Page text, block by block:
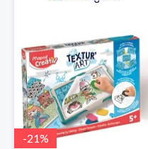
-21%